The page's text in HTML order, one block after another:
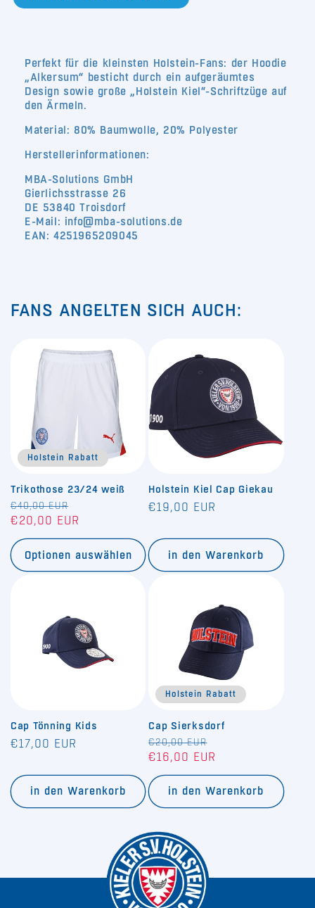
Perfekt für die kleinsten Holstein-Fans: der Hoodie
„Alkersum“ besticht durch ein aufgeräumtes
Design sowie große „Holstein Kiel“-Schriftzüge auf
den Ärmeln.
Material: 80% Baumwolle, 20% Polyester
Herstellerinformationen:
MBA-Solutions GmbH
Gierlichsstrasse 26
DE 53840 Troisdorf
E-Mail: info@mba-solutions.de
EAN: 4251965209045
FANS ANGELTEN SICH AUCH:
Holstein Rabatt
Trikothose 23/24 weiß
Normaler
Preis
€40,00 EUR
Verkaufspreis
€20,00 EUR
Optionen auswählen
Holstein Kiel Cap Giekau
Normaler
€19,00 EUR
in den Warenkorb
Cap Tönning Kids
Normaler
€17,00 EUR
in den Warenkorb
Holstein Rabatt
Cap Sierksdorf
Normaler
Preis
€20,00 EUR
€16,00 EUR
in den Warenkorb